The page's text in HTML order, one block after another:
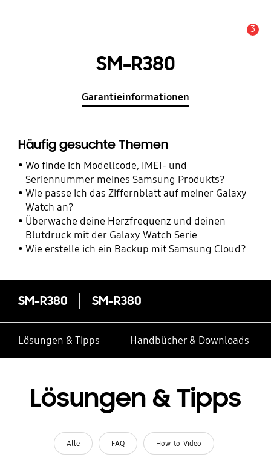
3
SM-R380
Garantieinformationen
Häufig gesuchte Themen
Wo finde ich Modellcode, IMEI- und
Seriennummer meines Samsung Produkts?
Wie passe ich das Ziffernblatt auf meiner Galaxy
Watch an?
Überwache deine Herzfrequenz und deinen
Blutdruck mit der Galaxy Watch Serie
Wie erstelle ich ein Backup mit Samsung Cloud?
SM-R380 SM-R380
Lösungen & Tipps Handbücher & Downloads
Lösungen & Tipps
Alle FAQ How-to-Video